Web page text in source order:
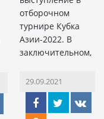
отборочном
турнире Кубка
Азии-2022. В
заключительном,
29.09.2021